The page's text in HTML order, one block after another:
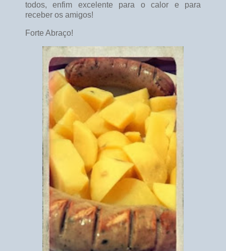
todos, enfim excelente para o calor e para
receber os amigos!
Forte Abraço!